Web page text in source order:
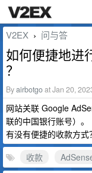
V2EX › 问与答
如何便捷地进
？
Byairbotgoat Jan 20,
网站关联 Google
联的中国银行账号）。
有没有便捷的收款方式
收款